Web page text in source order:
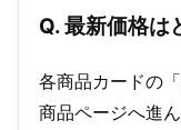
Q. 最新価格は
各商品カードの
商品ページへ進